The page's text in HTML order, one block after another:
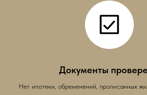
Документы
Нет ипотеки, обременений, прописанных